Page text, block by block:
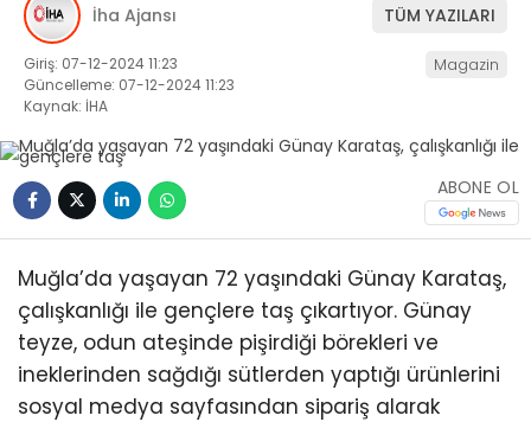
İha Ajansı TÜM YAZILARI
Giriş: 07-12-2024 11:23
Güncelleme: 07-12-2024 11:23
Kaynak: İHA
Magazin
ABONE OL
Muğla’da yaşayan 72 yaşındaki Günay Karataş,
çalışkanlığı ile gençlere taş çıkartıyor. Günay
teyze, odun ateşinde pişirdiği börekleri ve
ineklerinden sağdığı sütlerden yaptığı ürünlerini
sosyal medya sayfasından sipariş alarak